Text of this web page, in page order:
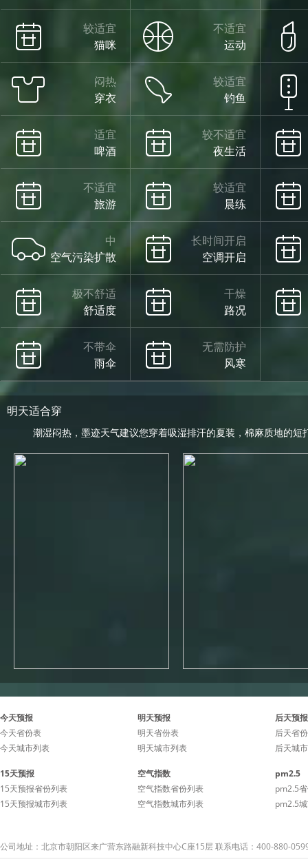
较适宜
猫咪
不适宜
运动
闷热
穿衣
较适宜
钓鱼
适宜
啤酒
较不适宜
夜生活
不适宜
旅游
较适宜
晨练
中
空气污染扩散
长时间开启
空调开启
极不舒适
舒适度
干燥
路况
不带伞
雨伞
无需防护
风寒
明天适合穿
潮湿闷热，墨迹天气建议您穿着吸湿排汗的夏装，棉麻质地的短
今天预报
今天省份表
今天城市列表
明天预报
明天省份表
明天城市列表
后天预报
后天省
后天城
15天预报
15天预报省份列表
15天预报城市列表
空气指数
空气指数省份列表
空气指数城市列表
pm2.5
pm2.5
pm2.5
公司地址：北京市朝阳区来广营东路融新科技中心C座15层 联系电话：400-880-